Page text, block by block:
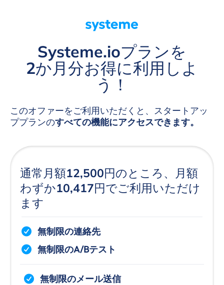
Systeme.ioプランを
2か月分お得に利用しよ
う！
このオファーをご利用いただくと、スタートアッ
ププランのすべての機能にアクセスできます。
通常月額12,500円のところ、月額
わずか10,417円でご利用いただけ
ます
無制限の連絡先
無制限のA/Bテスト
無制限のメール送信